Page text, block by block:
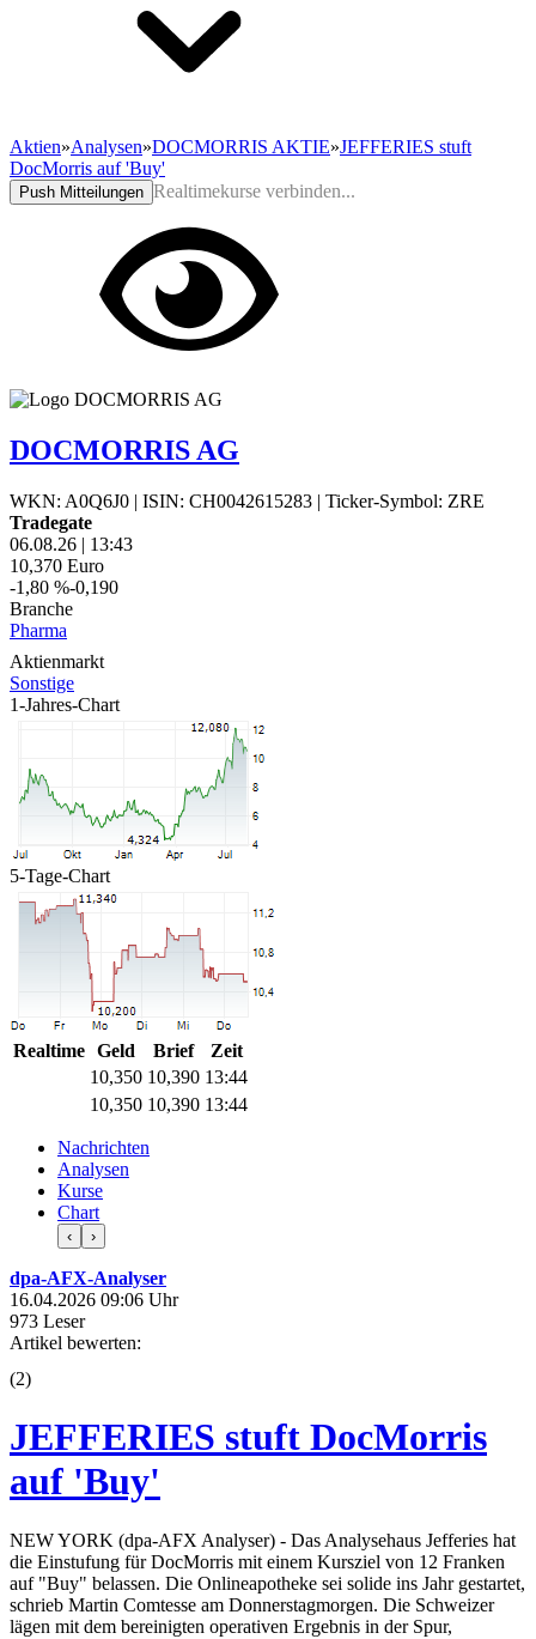
Aktien»Analysen»DOCMORRIS AKTIE»JEFFERIES stuft
DocMorris auf 'Buy'
Push Mitteilungen Realtimekurse verbinden...
DOCMORRIS AG
WKN: A0Q6J0 | ISIN: CH0042615283 | Ticker-Symbol: ZRE
Tradegate
06.08.26 | 13:43
10,370 Euro
-1,80 %-0,190
Branche
Pharma
Aktienmarkt
Sonstige
1-Jahres-Chart
5-Tage-Chart
Realtime Geld Brief
Zeit
10,350 10,390 13:44
10,350 10,390 13:44
Nachrichten
Analysen
Kurse
Chart
‹ ›
dpa-AFX-Analyser
16.04.2026 09:06 Uhr
973 Leser
Artikel bewerten:
(2)
JEFFERIES stuft DocMorris
auf 'Buy'
NEW YORK (dpa-AFX Analyser) - Das Analysehaus Jefferies hat
die Einstufung für DocMorris mit einem Kursziel von 12 Franken
auf "Buy" belassen. Die Onlineapotheke sei solide ins Jahr gestartet,
schrieb Martin Comtesse am Donnerstagmorgen. Die Schweizer
lägen mit dem bereinigten operativen Ergebnis in der Spur,